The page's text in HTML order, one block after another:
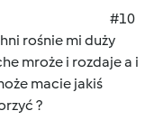
#10
rośnie mi duży
mroże i rozdaje a i
macie jakiś
?